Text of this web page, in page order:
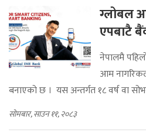
ग्लोबल
एपबाटै
नेपालमै
आम
बनाएको छ । यस अन्तर्गत १८ वर्ष वा
सोमबार, साउन ११, २०८३